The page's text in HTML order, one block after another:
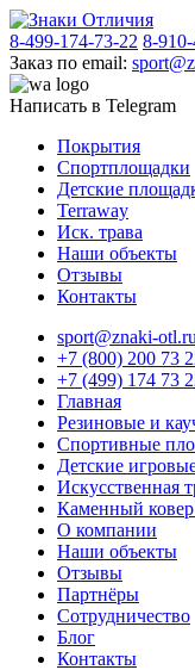
8-499-174-73-22 8-
Заказ по email:
Написать в Telegram
Покрытия
Спортплощадки
Детские
Terraway
Иск. трава
Наши объекты
Отзывы
Контакты
sport@znaki-otl.ru
+7 (800) 200 73
+7 (499) 174 73
Главная
Резиновые и
Спортивные
Детские
Искусственная
Каменный
О компании
Наши объекты
Отзывы
Партнёры
Сотрудничество
Блог
Контакты